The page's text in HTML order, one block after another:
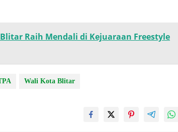
Raih Mendali di Kejuaraan Freestyle
Wali Kota Blitar